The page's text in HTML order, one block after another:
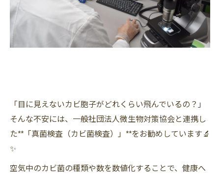
「目に見えないカビ胞子がどれくらい飛んでいるの？」
そんな不安には、一般社団法人微生物対策協会と連携し
た**「真菌検査（カビ菌検査）」**をお勧めしています🔬
✨
空気中のカビ菌の種類や数を数値化することで、健康へ